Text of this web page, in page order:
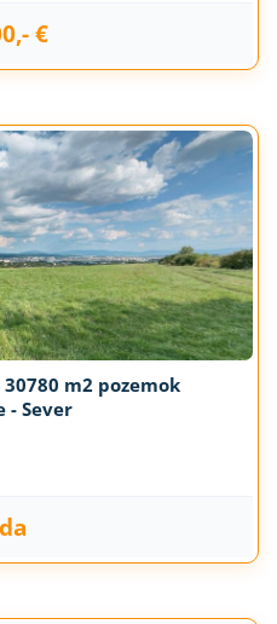
€
m2 pozemok
- Sever